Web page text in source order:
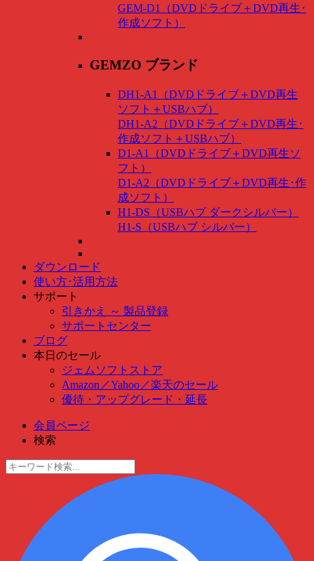
GEM-D1（DVDドライブ＋DVD再生･
作成ソフト）
GEMZO ブランド
DH1-A1（DVDドライブ＋DVD再生
ソフト＋USBハブ）
DH1-A2（DVDドライブ＋DVD再生･
作成ソフト＋USBハブ）
D1-A1（DVDドライブ＋DVD再生ソ
フト）
D1-A2（DVDドライブ＋DVD再生･作
成ソフト）
H1-DS（USBハブ ダークシルバー）
H1-S（USBハブ シルバー）
ダウンロード
使い方･活用方法
サポート
引きかえ ～ 製品登録
サポートセンター
ブログ
本日のセール
ジェムソフトストア
Amazon ／Yahoo ／楽天のセール
優待・アップグレード・延長
会員ページ
検索